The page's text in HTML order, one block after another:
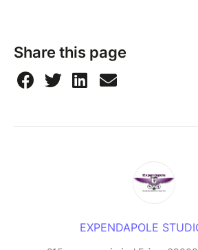
Share this page
EXPENDAPOLE